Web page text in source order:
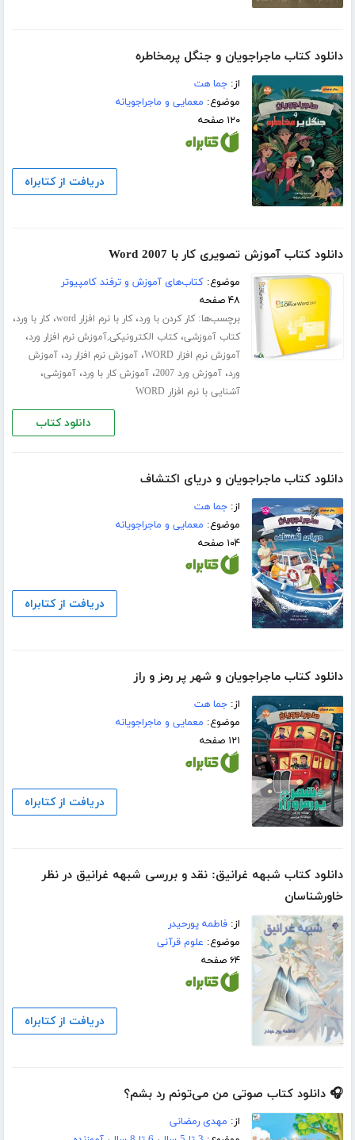
دانلود کتاب ماجراجویان و جنگل پرمخاطره
از:جما هت
موضوع: معمایی و ماجراجویانه
۱۲۰ صفحه
دریافت از کتابراه
دانلود کتاب آموزش تصویری کار با Word 2007
موضوع:کتاب‌های آموزش و ترفند کامپیوتر
۴۸ صفحه
برچسب‌ها:کار کردن با ورد،کار با نرم افزار word ،کار با ورد،
کتاب آموزشی،کتاب الکترونیکی,آموزش نرم افزار ورد،
آموزش نرم افزار WORD ،آموزش نرم افزار رد،آموزش
ورد،آموزش ورد 2007 ،آموزش کار با ورد،آموزشی،
آشنایی با نرم افزار WORD
دانلود کتاب
دانلود کتاب ماجراجویان و دریای اکتشاف
از:جما هت
موضوع: معمایی و ماجراجویانه
۱۰۴ صفحه
دریافت از کتابراه
دانلود کتاب ماجراجویان و شهر پر رمز و راز
از:جما هت
موضوع: معمایی و ماجراجویانه
۱۲۱ صفحه
دریافت از کتابراه
دانلود کتاب شبهه غرانیق: نقد و بررسی شبهه غرانیق در نظر
خاورشناسان
از:فاطمه پورحیدر
موضوع: علوم قرآنی
۶۴ صفحه
دریافت از کتابراه
🎧 دانلود کتاب صوتی من می‌تونم رد بشم؟
از: مهدی رمضانی